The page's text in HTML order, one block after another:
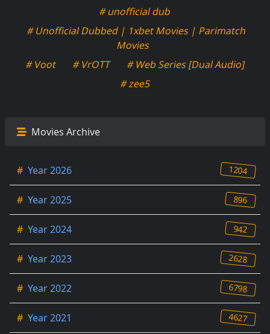
# unofficial dub
# Unofficial Dubbed | 1xbet Movies | Parimatch
Movies
# Voot
# VrOTT
# Web Series [Dual Audio]
# zee5
Movies Archive
# Year 2026 1204
# Year 2025 896
# Year 2024 942
# Year 2023 2628
# Year 2022 6798
# Year 2021 4627